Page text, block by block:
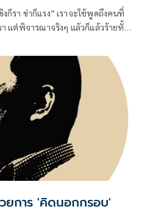
ก็รา ข่าก็แรง” เราจะใช้พูดถึงคนที่
แต่พิจารณาจริงๆ แล้วก็แล้วร้ายทั้ง
ยการ 'คิดนอกกรอบ'